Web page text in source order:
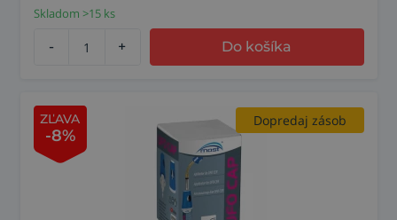
Skladom >15 ks
- + Do košíka
ZĽAVA
-8%
Dopredaj zásob